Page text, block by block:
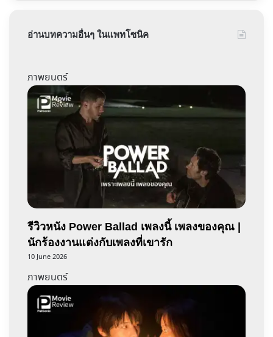
อ่านบทความอื่นๆ ในแพทโซนิค
ภาพยนตร์
รีวิวหนัง Power Ballad เพลงนี้ เพลงของคุณ |
นักร้องงานแต่งกับเพลงที่เขารัก
10 June 2026
ภาพยนตร์